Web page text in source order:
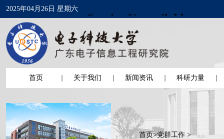
2025年04月26日 星期六
首页 关于我们 新闻资讯 科研力量
首页>党群工作 >